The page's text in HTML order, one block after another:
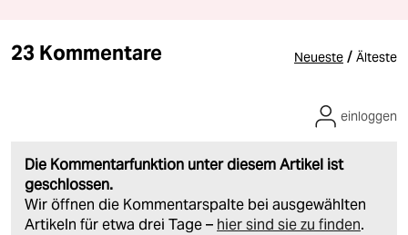
23 Kommentare Neueste / Älteste
Die Kommentarfunktion unter diesem Artikel ist
geschlossen.
Wir öffnen die Kommentarspalte bei ausgewählten
Artikeln für etwa drei Tage – hier sind sie zu finden.
einloggen